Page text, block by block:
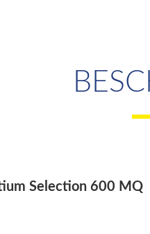
Selection 600 MQ